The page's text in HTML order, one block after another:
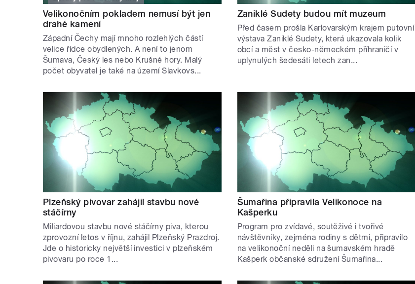
Velikonočním pokladem nemusí být jen
drahé kamení
Západní Čechy mají mnoho rozlehlých částí
velice řídce obydlených. A není to jenom
Šumava, Český les nebo Krušné hory. Malý
počet obyvatel je také na území Slavkovs...
Zaniklé Sudety budou mít muzeum
Před časem prošla Karlovarským krajem putovní
výstava Zaniklé Sudety, která ukazovala kolik
obcí a měst v česko-německém příhraničí v
uplynulých šedesáti letech zan...
Plzeňský pivovar zahájil stavbu nové
stáčírny
Miliardovou stavbu nové stáčírny piva, kterou
zprovozní letos v říjnu, zahájil Plzeňský Prazdroj.
Jde o historicky největší investici v plzeňském
pivovaru po roce 1...
Šumařina připravila Velikonoce na
Kašperku
Program pro zvídavé, soutěživé i tvořivé
návštěvníky, zejména rodiny s dětmi, připravilo
na velikonoční neděli na šumavském hradě
Kašperk občanské sdružení Šumařina...